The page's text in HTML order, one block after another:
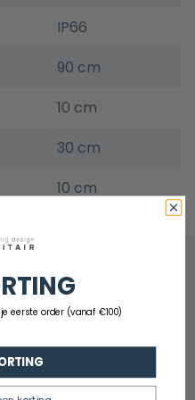
IP66
90 cm
10 cm
30 cm
10 cm
eerste order (vanaf €100)